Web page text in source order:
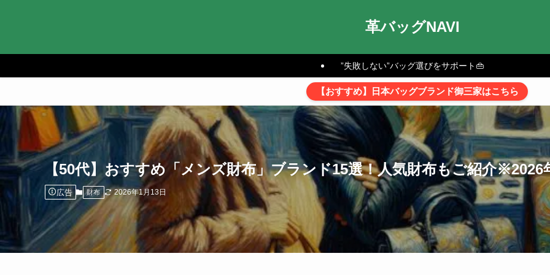
革バッグNAVI
”失敗しない”バッグ選びをサポート👜
【おすすめ】日本バッグブランド御三家はこちら
【50代】おすすめ「メンズ財布」ブランド15選！人気財布もご紹介※2026
広告 財布 2026年1月13日